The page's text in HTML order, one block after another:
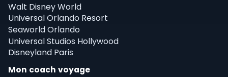
Walt Disney World
Universal Orlando Resort
Seaworld Orlando
Universal Studios Hollywood
Disneyland Paris
Mon coach voyage